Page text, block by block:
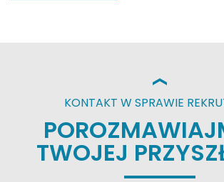
KONTAKT W SPRAWIE
TWOJEJ